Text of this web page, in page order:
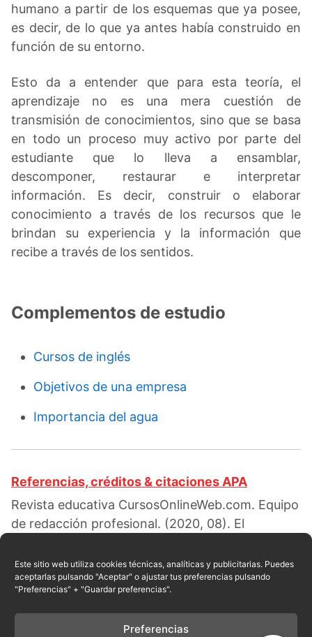
Este sitio web utiliza cookies técnicas, analíticas y publicitarias. Puedes
aceptarlas pulsando "Aceptar" o ajustar tus preferencias pulsando
"Preferencias" + "Guardar preferencias".
Preferencias
humano a partir de los esquemas que ya posee,
es decir, de lo que ya antes había construido en
función de su entorno.
Esto da a entender que para esta teoría, el
aprendizaje no es una mera cuestión de
transmisión de conocimientos, sino que se basa
en todo un proceso muy activo por parte del
estudiante que lo lleva a ensamblar,
descomponer, restaurar e interpretar
información. Es decir, construir o elaborar
conocimiento a través de los recursos que le
brindan su experiencia y la información que
recibe a través de los sentidos.
Complementos de estudio
Cursos de inglés
Objetivos de una empresa
Importancia del agua
Referencias, créditos & citaciones APA
Revista educativa CursosOnlineWeb.com. Equipo
de redacción profesional. (2020, 08). El
por:Red educativa. Obtenido en fecha 08, 2026,
desde el sitio web:
https://cursosonlineweb.com/aprendizaje-
orientacion-vocacional.html